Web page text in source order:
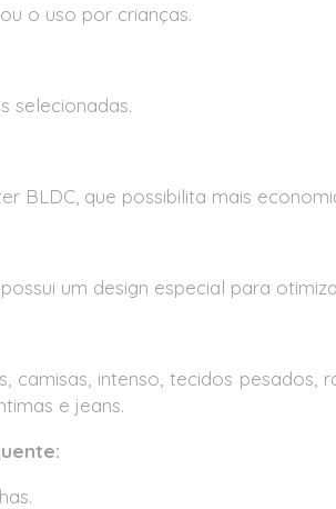
o uso por crianças.
selecionadas.
BLDC, que possibilita mais
um design especial para
camisas, intenso, tecidos
e jeans.